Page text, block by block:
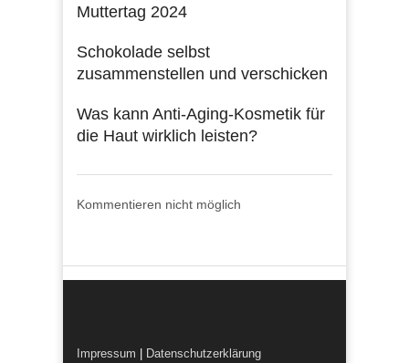
Muttertag 2024
Schokolade selbst
zusammenstellen und verschicken
Was kann Anti-Aging-Kosmetik für
die Haut wirklich leisten?
Kommentieren nicht möglich
Impressum Datenschutzerklärung